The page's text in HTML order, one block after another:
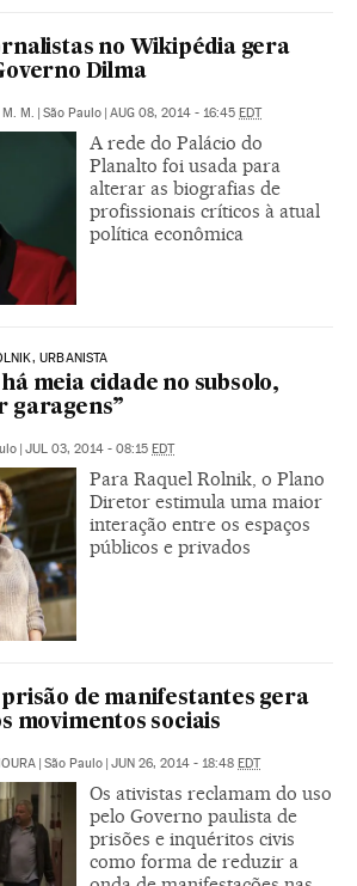
no Wikipédia gera
Dilma
M. M. São Paulo AUG 08, 2014 - 16:45 EDT
A rede do Palácio do
Planalto foi usada para
alterar as biografias de
profissionais críticos à atual
política econômica
URBANISTA
há meia cidade no subsolo,
garagens”
JUL 03, 2014 - 08:15 EDT
Para Raquel Rolnik, o Plano
Diretor estimula uma maior
interação entre os espaços
públicos e privados
de manifestantes gera
movimentos sociais
São Paulo JUN 26, 2014 - 18:48 EDT
Os ativistas reclamam do uso
pelo Governo paulista de
prisões e inquéritos civis
como forma de reduzir a